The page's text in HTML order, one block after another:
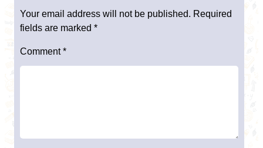
Your email address will not be published. Required
fields are marked *
Comment*